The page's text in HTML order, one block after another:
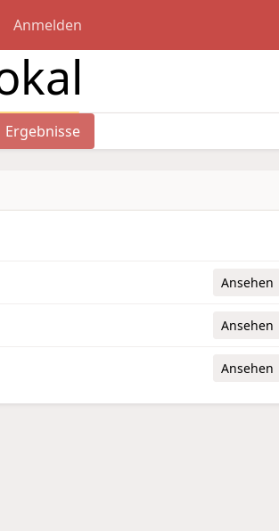
Anmelden
Ergebnisse
Ansehen
Ansehen
Ansehen